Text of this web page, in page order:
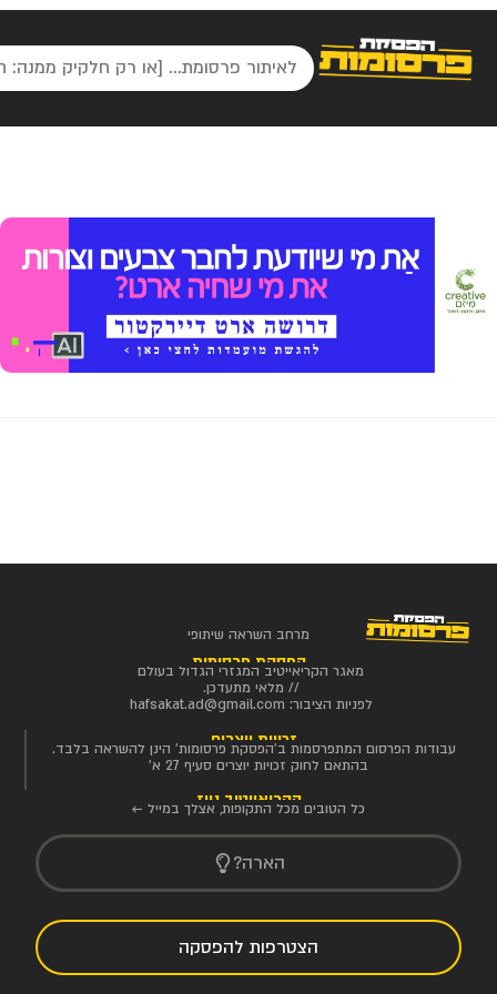
מרחב השראה שיתופי
הפסקת פרסומות
מאגר הקריאייטיב המגזרי הגדול בעולם
// מלאי מתעדכן.
לפניות הציבור: hafsakat.ad@gmail.com
זכויות יוצרים
עבודות הפרסום המתפרסמות ב'הפסקת פרסומות' הינן להשראה בלבד.
בהתאם לחוק זכויות יוצרים סעיף 27 א'
הקריאייטיב ניוז
כל הטובים מכל התקופות, אצלך במייל ←
הארה?
הצטרפות להפסקה